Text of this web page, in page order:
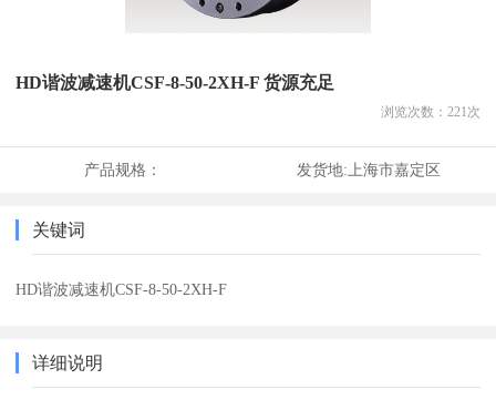
HD谐波减速机CSF-8-50-2XH-F 货源充足
浏览次数： 221次
产品规格： 发货地: 上海市嘉定区
关键词
HD谐波减速机CSF-8-50-2XH-F
详细说明